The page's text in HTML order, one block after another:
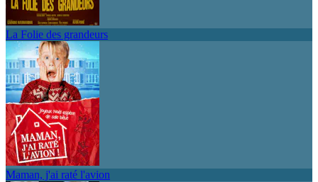
La Folie des grandeurs
Maman, j'ai raté l'avion